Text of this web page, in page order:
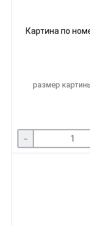
Картина по
размер
-